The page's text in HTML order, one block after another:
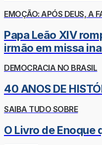
EMOÇÃO: APÓS DEUS, A
Papa Leão XIV
irmão em missa
DEMOCRACIA NO BRASIL
40 ANOS DE
SAIBA TUDO SOBRE
O Livro de Enoque